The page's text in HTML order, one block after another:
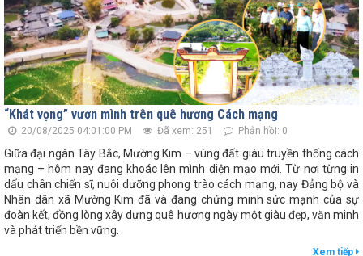
“Khát vọng” vươn mình trên quê hương Cách mạng
20/08/2025 04:01:00 PM Đã xem: 251 Phản hồi: 0
Giữa đại ngàn Tây Bắc, Mường Kim – vùng đất giàu truyền thống cách
mạng – hôm nay đang khoác lên mình diện mạo mới. Từ nơi từng in
dấu chân chiến sĩ, nuôi dưỡng phong trào cách mạng, nay Đảng bộ và
Nhân dân xã Mường Kim đã và đang chứng minh sức mạnh của sự
đoàn kết, đồng lòng xây dựng quê hương ngày một giàu đẹp, văn minh
và phát triển bền vững.
Xem tiếp